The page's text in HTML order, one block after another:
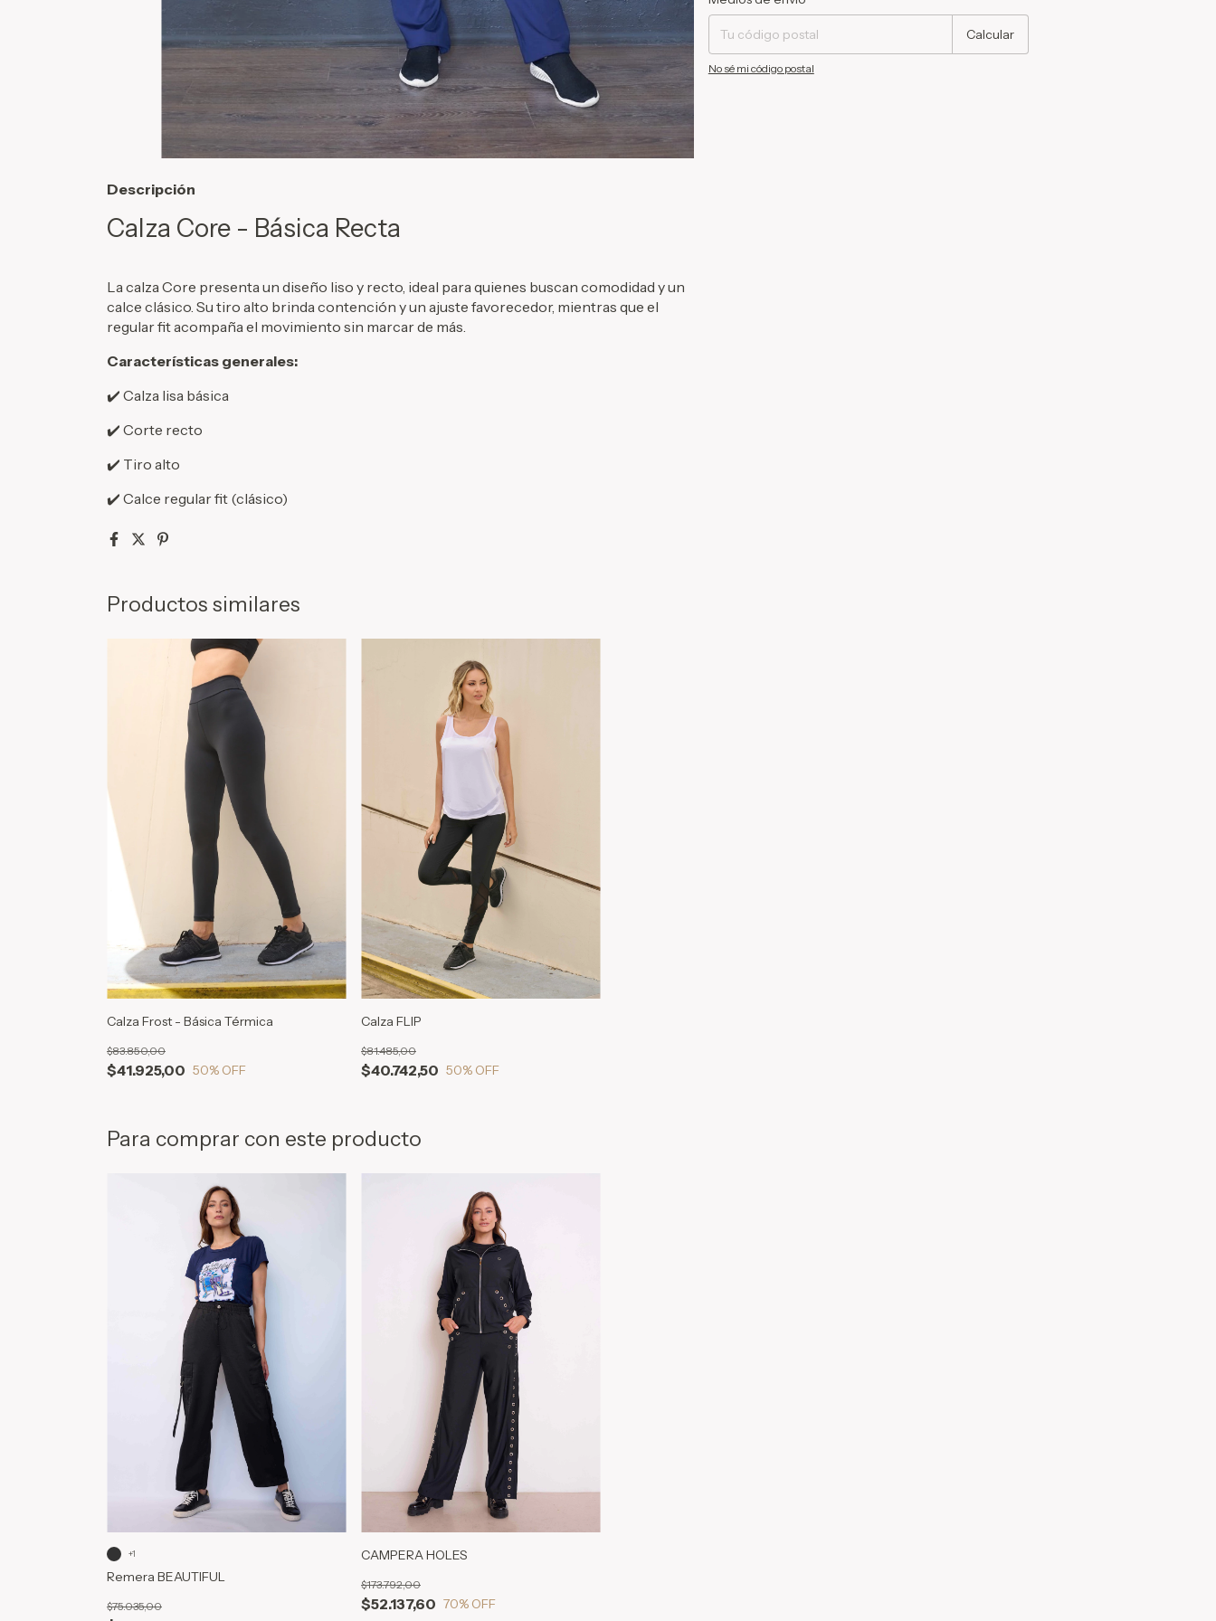
Calcular
No sé mi código postal
Descripción
Calza Core - Básica Recta
La calza Core presenta un diseño liso y recto, ideal para quienes buscan comodidad y un
calce clásico. Su tiro alto brinda contención y un ajuste favorecedor, mientras que el
regular fit acompaña el movimiento sin marcar de más.
Características generales:
✔️ Calza lisa básica
✔️ Corte recto
✔️ Tiro alto
✔️ Calce regular fit (clásico)
Productos similares
Calza Frost - Básica Térmica
$41.925,00
$83.850,00
50% OFF
Calza FLIP
$40.742,50
$81.485,00
50% OFF
Para comprar con este producto
Remera BEAUTIFUL
$75.035,00
+1 CAMPERA HOLES
$52.137,60
$173.792,00
70% OFF